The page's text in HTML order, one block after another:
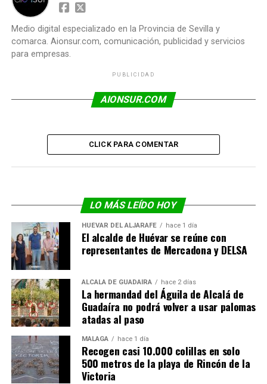
Medio digital especializado en la Provincia de Sevilla y
comarca. Aionsur.com, comunicación, publicidad y servicios
para empresas.
PUBLICIDAD
AIONSUR.COM
CLICK PARA COMENTAR
LO MÁS LEÍDO HOY
HUÉVAR DEL ALJARAFE hace 1 día
El alcalde de Huévar se reúne con
representantes de Mercadona y DELSA
ALCALÁ DE GUADAÍRA hace 2 días
La hermandad del Águila de Alcalá de
Guadaíra no podrá volver a usar palomas
atadas al paso
MÁLAGA hace 1 día
Recogen casi 10.000 colillas en solo
500 metros de la playa de Rincón de la
Victoria